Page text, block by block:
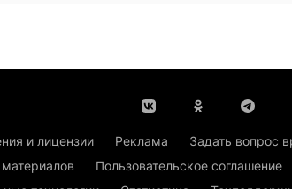
и лицензии Реклама Задать вопрос
Пользовательское соглашение